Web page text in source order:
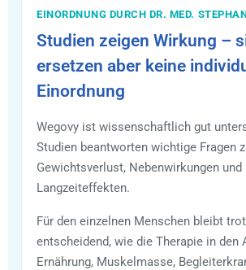
EINORDNUNG DURCH DR. MED.
Studien zeigen Wirkung –
ersetzen aber keine
Einordnung
Wegovy ist wissenschaftlich gut
Studien beantworten wichtige Fragen
Gewichtsverlust, Nebenwirkungen und
Langzeiteffekten.
Für den einzelnen Menschen bleibt
entscheidend, wie die Therapie in den
Ernährung, Muskelmasse,